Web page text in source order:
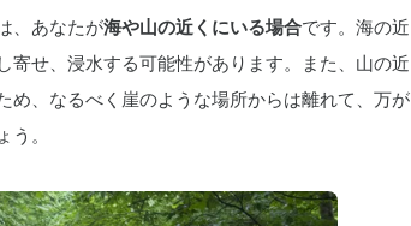
、あなたが海や山の近くにいる場合です。海の近
寄せ、浸水する可能性があります。また、山の近
め、なるべく崖のような場所からは離れて、万が
う。